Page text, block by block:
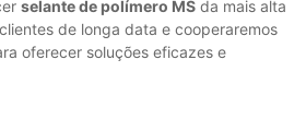
selante de polímero MS da mais alta
de longa data e cooperaremos
oferecer soluções eficazes e